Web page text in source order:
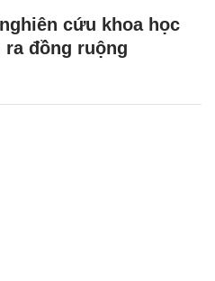
cứu khoa học
đồng ruộng